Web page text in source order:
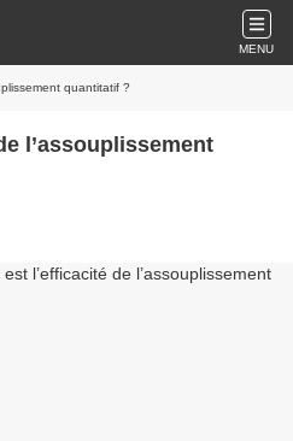
MENU
quantitatif ?
l’assouplissement